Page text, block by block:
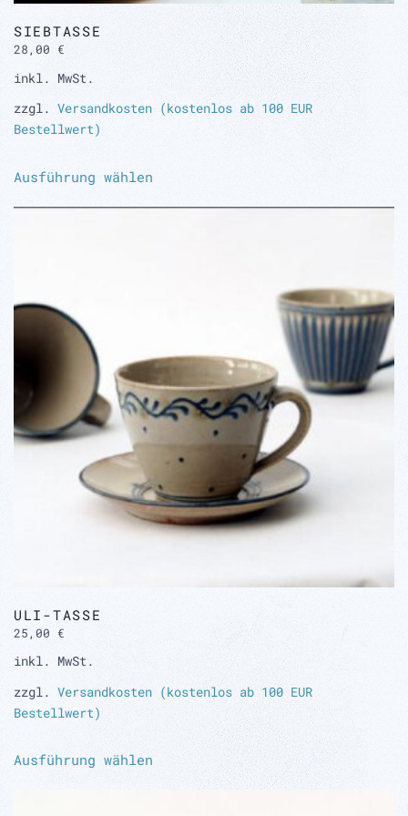
SIEBTASSE
28,00 €
inkl. MwSt.
zzgl. Versandkosten (kostenlos ab 100 EUR
Bestellwert)
Ausführung wählen
weist
auf
der
Produktseite
gewählt
werden
ULI-TASSE
25,00 €
inkl. MwSt.
zzgl. Versandkosten (kostenlos ab 100 EUR
Bestellwert)
Ausführung wählen
weist